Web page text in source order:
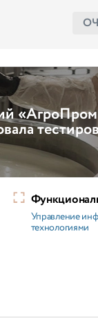
Управление
технологиями